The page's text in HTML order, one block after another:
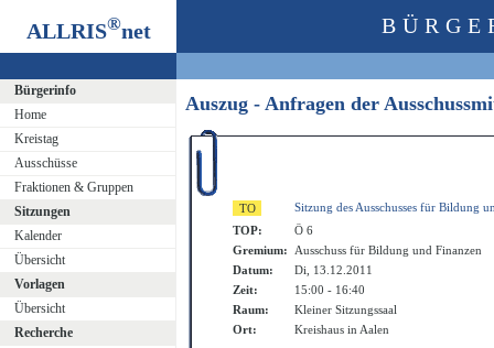
ALLRIS®net
Bürgerinfo
Home
Kreistag
Ausschüsse
Fraktionen & Gruppen
Sitzungen
Kalender
Übersicht
Vorlagen
Übersicht
Recherche
Auszug - Anfragen der
Sitzung des Ausschusses für Bildung
TOP:
Ö 6
Gremium:
Ausschuss für Bildung und Finanzen
Datum:
Di, 13.12.2011
Zeit:
15:00 - 16:40
Raum:
Kleiner Sitzungssaal
Ort:
Kreishaus in Aalen